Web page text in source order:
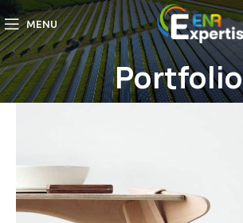
MENU
Portfolio